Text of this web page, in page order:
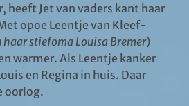
heeft Jet van vaders kant haar
opoe Leentje van Kleef-
haar stiefoma Louisa Bremer)
warmer. Als Leentje kanker
en Regina in huis. Daar
oorlog.